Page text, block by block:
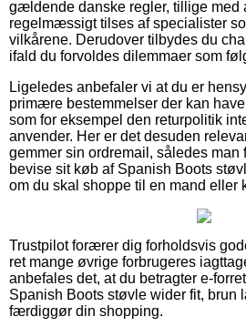
gældende danske regler, tillige med
regelmæssigt tilses af specialister
vilkårene. Derudover tilbydes du
ifald du forvoldes dilemmaer som
Ligeledes anbefaler vi at du er
primære bestemmelser der kan
som for eksempel den returpolitik
anvender. Her er det desuden
gemmer sin ordremail, således man
bevise sit køb af Spanish Boots
om du skal shoppe til en mand eller
Trustpilot forærer dig forholdsvis
ret mange øvrige forbrugeres
anbefales det, at du betragter e-
Spanish Boots støvle wider fit, brun
færdiggør din shopping.